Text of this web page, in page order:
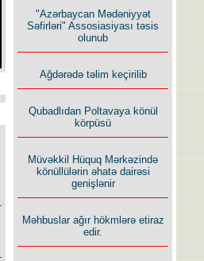
"Azərbaycan Mədəniyyət
Səfirləri" Assosiasiyası təsis
olunub
Ağdərədə təlim keçirilib
Qubadlıdan Poltavaya könül
körpüsü
Müvəkkil Hüquq Mərkəzində
könüllülərin əhatə dairəsi
genişlənir
Məhbuslar ağır hökmlərə etiraz
edir.